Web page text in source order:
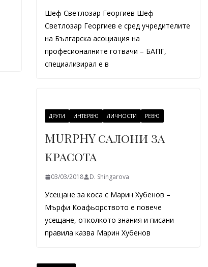
Шеф Светлозар Георгиев Шеф
Светлозар Георгиев е сред учредителите
на Българска асоциация на
професионалните готвачи – БАПГ,
специализирал е в
ДРУГИ ИНТЕРВЮ ЛИЧНОСТИ РЕВЮ
MURPHY салони за
красота
03/03/2018 D. Shingarova
Усещане за коса с Марин Хубенов –
Мърфи Коафьорството е повече
усещане, отколкото знания и писани
правила казва Марин Хубенов